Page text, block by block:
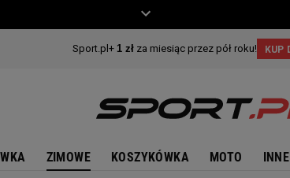
ZIMOWE KOSZYKÓWKA MOTO INNE